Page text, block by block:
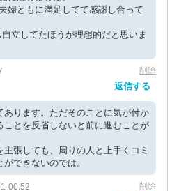
婦ともに満足してて感謝し合って
立してたほうが理想的だと思いま
削除
返信する
あります。ただそのことに気が付か
ことを反省しないと前に進むことが
張しても、周りの人と上手くコミ
できないのでは。
00:52 削除